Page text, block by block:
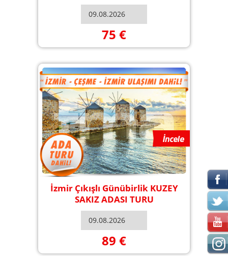
75 €
İzmir Çıkışlı Günübirlik KUZEY
SAKIZ ADASI TURU
89 €